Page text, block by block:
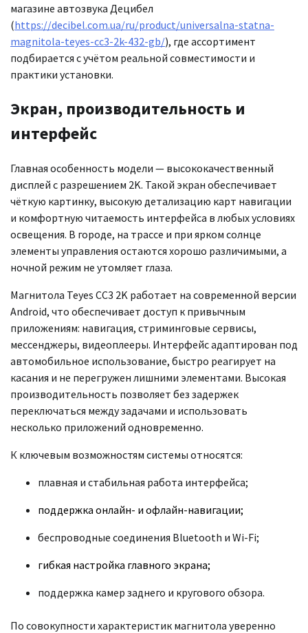
магазине автозвука Децибел
(https://decibel.com.ua/ru/product/universalna-statna-
magnitola-teyes-cc3-2k-432-gb/), где ассортимент
подбирается с учётом реальной совместимости и
практики установки.
Экран, производительность и
интерфейс
Главная особенность модели — высококачественный
дисплей с разрешением 2K. Такой экран обеспечивает
чёткую картинку, высокую детализацию карт навигации
и комфортную читаемость интерфейса в любых условиях
освещения. В городе, на трассе и при ярком солнце
элементы управления остаются хорошо различимыми, а
ночной режим не утомляет глаза.
Магнитола Teyes CC3 2K работает на современной версии
Android, что обеспечивает доступ к привычным
приложениям: навигация, стриминговые сервисы,
мессенджеры, видеоплееры. Интерфейс адаптирован под
автомобильное использование, быстро реагирует на
касания и не перегружен лишними элементами. Высокая
производительность позволяет без задержек
переключаться между задачами и использовать
несколько приложений одновременно.
К ключевым возможностям системы относятся:
плавная и стабильная работа интерфейса;
поддержка онлайн- и офлайн-навигации;
беспроводные соединения Bluetooth и Wi-Fi;
гибкая настройка главного экрана;
поддержка камер заднего и кругового обзора.
По совокупности характеристик магнитола уверенно